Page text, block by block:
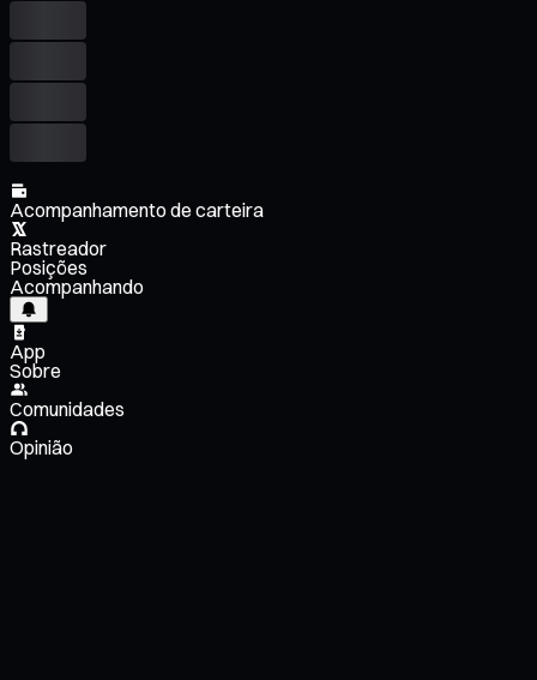
Acompanhamento de carteira
Rastreador
Posições
Acompanhando
App
Sobre
Comunidades
Opinião